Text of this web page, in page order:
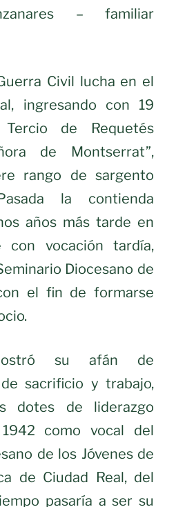
– familiar
Civil lucha en el
ingresando con 19
de Requetés
de Montserrat”,
rango de sargento
la contienda
años más tarde en
con vocación tardía,
Diocesano de
el fin de formarse
su afán de
sacrificio y trabajo,
dotes de liderazgo
como vocal del
de los Jóvenes de
de Ciudad Real, del
pasaría a ser su